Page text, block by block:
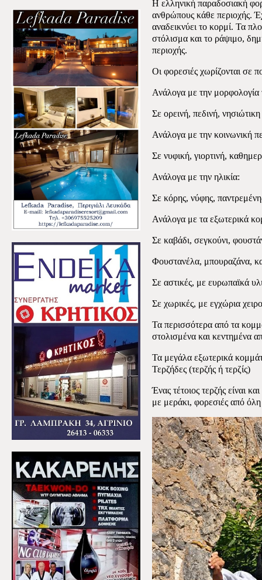
Η ελληνική παραδοσιακή
ανθρώπους κάθε περιοχής.
αναδεικνύει το κορμί. Τα
στόλισμα και το ράψιμο,
περιοχής.
Οι φορεσιές χωρίζονται σε
Ανάλογα με την μορφολογία
Σε ορεινή, πεδινή, νησιώτικη
Ανάλογα με την κοινωνική
Σε νυφική, γιορτινή,
Ανάλογα με την ηλικία:
Σε κόρης, νύφης,
Ανάλογα με τα εξωτερικά
Σε καβάδι, σεγκούνι,
Φουστανέλα, μπουραζάνα,
Σε αστικές, με ευρωπαϊκά
Σε χωρικές, με εγχώρια
Τα περισσότερα από τα
στολισμένα και κεντημένα
Τα μεγάλα εξωτερικά
Τερζήδες (τερζής ή τερζίς)
Ένας τέτοιος τερζής είναι
με μεράκι, φορεσιές από